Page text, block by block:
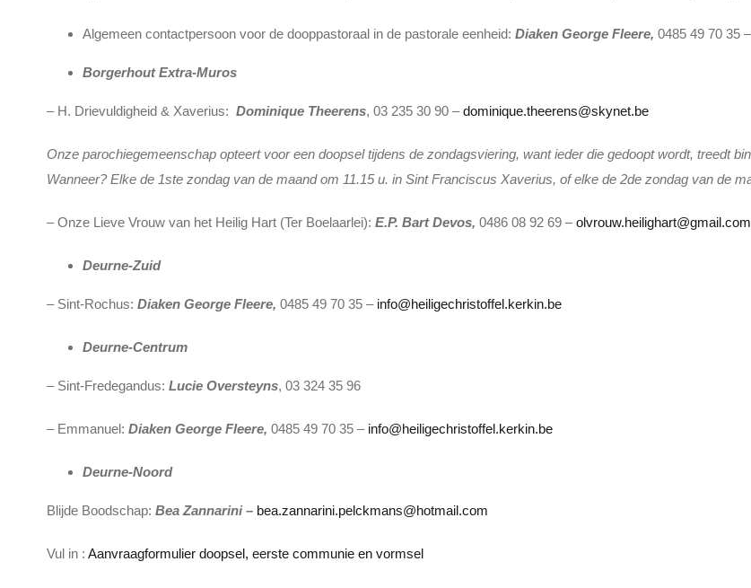
Algemeen contactpersoon voor de dooppastoraal in de pastorale eenheid: Diaken George Fleere, 0485 49 70 35 –
Borgerhout Extra-Muros
– H. Drievuldigheid & Xaverius: Dominique Theerens, 03 235 30 90 –dominique.theerens@skynet.be
Onze parochiegemeenschap opteert voor een doopsel tijdens de zondagsviering, want ieder die gedoopt wordt, treedt
Wanneer? Elke de 1ste zondag van de maand om 11.15 u. in Sint Franciscus Xaverius, of elke de 2de zondag van de
– Onze Lieve Vrouw van het Heilig Hart (Ter Boelaarlei): E.P. Bart Devos, 0486 08 92 69 –olvrouw.heilighart@gmail.com
Deurne-Zuid
– Sint-Rochus: Diaken George Fleere, 0485 49 70 35 – info@heiligechristoffel.kerkin.be
Deurne-Centrum
– Sint-Fredegandus: Lucie Oversteyns, 03 324 35 96
– Emmanuel: Diaken George Fleere, 0485 49 70 35 – info@heiligechristoffel.kerkin.be
Deurne-Noord
Blijde Boodschap: Bea Zannarini – bea.zannarini.pelckmans@hotmail.com
Vul in : Aanvraagformulier doopsel, eerste communie en vormsel